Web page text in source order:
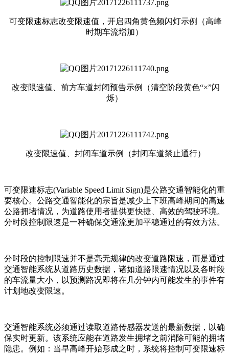
可变限速标志改变限速值，开启四角黄色频闪灯示例（高峰
时期车流增加）
改变限速值、前方车道封闭预告示例（清空阶段黄色“×”闪
烁）
改变限速值、封闭车道示例（封闭车道禁止通行）
可变限速标志(Variable Speed Limit Sign)是公路交通智能化的重
要核心。公路交通智能化的宗旨是减少上下班高峰期间的高速
公路拥堵情况，为道路使用者提供更快捷、高效的驾驶环境。
分时段控制限速是一种确保交通流更加平稳通过的有效方法。
分时段的控制限速并不是毫无规律的改变道路限速，而是通过
交通智能系统从道路历史数据，诸如道路限速情况以及各时段
的车流量大小，以预测路况即将在几分钟内可能发生的事件有
计划地改变限速。
交通智能系统必须通过读取道路传感器发送的最新数据，以确
保实时更新。该系统应能在道路发生拥堵之前消除可能的拥堵
隐患。例如：当早高峰开始形成之时，系统将控制可变限速标